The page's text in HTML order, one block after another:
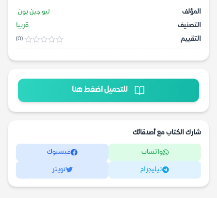
المؤلف
ليو جين يون
التصنيف
قريبا
التقييم
(0)
للتحميل اضغط هنا
شارك الكتاب مع أصدقائك
واتساب فيسبوك
تيليجرام تويتر